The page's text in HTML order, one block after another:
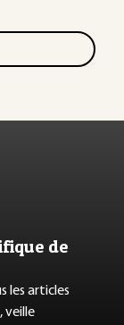
de
les articles
veille